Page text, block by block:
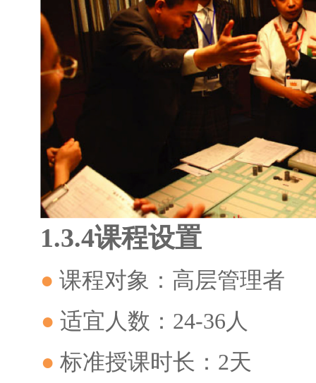
1.3.4课程设置
●课程对象：高层管理者
● 适宜人数：24-36人
● 标准授课时长：2天